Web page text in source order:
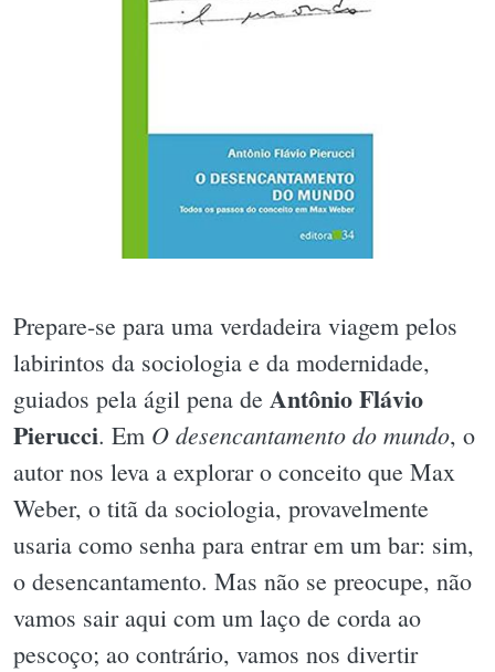
Prepare-se para uma verdadeira viagem pelos
labirintos da sociologia e da modernidade,
guiados pela ágil pena de Antônio Flávio
Pierucci. Em O desencantamento do mundo, o
autor nos leva a explorar o conceito que Max
Weber, o titã da sociologia, provavelmente
usaria como senha para entrar em um bar: sim,
o desencantamento. Mas não se preocupe, não
vamos sair aqui com um laço de corda ao
pescoço; ao contrário, vamos nos divertir